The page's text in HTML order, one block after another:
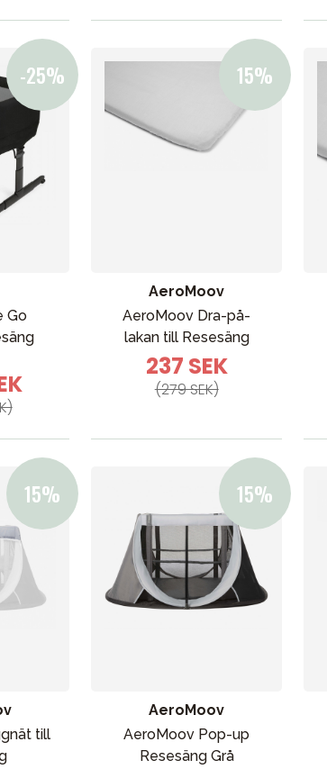
Go
AeroMoov
AeroMoov Dra-på-
lakan till Resesäng
237 SEK
(279 SEK)
till
AeroMoov
AeroMoov Pop-up
Resesäng Grå
bädd
Våra
oss Uthyrning Vår butik